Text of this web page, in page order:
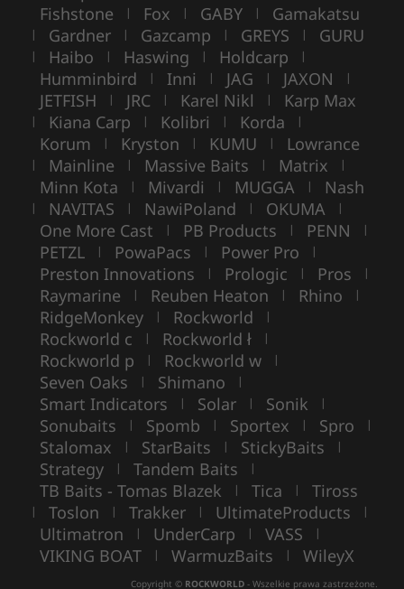
Fishstone | Fox | GABY | Gamakatsu
| Gardner | Gazcamp | GREYS | GURU
| Haibo | Haswing | Holdcarp |
Humminbird | Inni | JAG | JAXON |
JETFISH | JRC | Karel Nikl | Karp Max
| Kiana Carp | Kolibri | Korda |
Korum | Kryston | KUMU | Lowrance
| Mainline | Massive Baits | Matrix |
Minn Kota | Mivardi | MUGGA | Nash
| NAVITAS | NawiPoland | OKUMA |
One More Cast | PB Products | PENN |
PETZL | PowaPacs | Power Pro |
Preston Innovations | Prologic | Pros |
Raymarine | Reuben Heaton | Rhino |
RidgeMonkey | Rockworld |
Rockworld c | Rockworld ł |
Rockworld p | Rockworld w |
Seven Oaks | Shimano |
Smart Indicators | Solar | Sonik |
Sonubaits | Spomb | Sportex | Spro |
Stalomax | StarBaits | StickyBaits |
Strategy | Tandem Baits |
TB Baits - Tomas Blazek | Tica | Tiross
| Toslon | Trakker | UltimateProducts |
Ultimatron | UnderCarp | VASS |
VIKING BOAT | WarmuzBaits | WileyX
Copyright © ROCKWORLD - Wszelkie prawa zastrzeżone.